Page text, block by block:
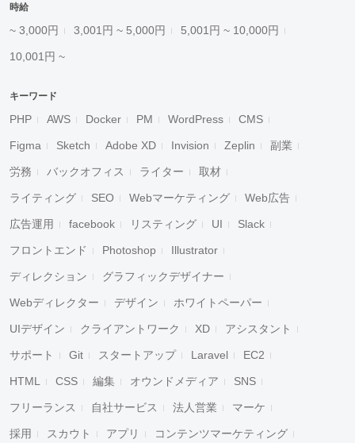
時給
~ 3,000円 3,001円 ~ 5,000円 5,001円 ~ 10,000円
10,001円 ~
キーワード
PHP AWS Docker PM WordPress CMS
Figma Sketch Adobe XD Invision Zeplin 副業
労務 バックオフィス ライター 取材
ライティング SEO Webマーケティング Web広告
広告運用 facebook リスティング UI Slack
フロントエンド Photoshop Illustrator
ディレクション グラフィックデザイナー
Webディレクター デザイン ホワイトペーパー
UIデザイン クライアントワーク XD アシスタント
サポート Git スタートアップ Laravel EC2
HTML CSS 編集 オウンドメディア SNS
フリーランス 自社サービス 法人営業 マーケ
採用 スカウト アプリ コンテンツマーケティング